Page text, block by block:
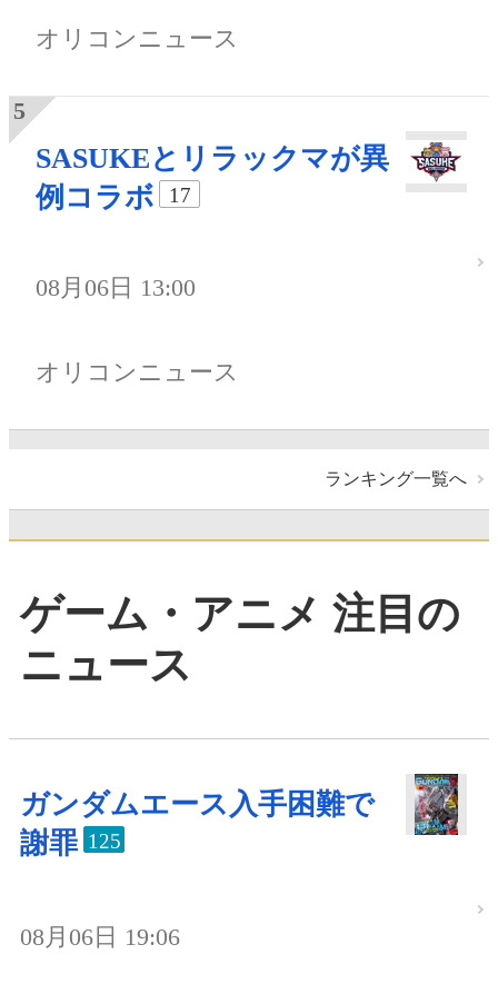
オリコンニュース
SASUKEとリラックマが異
例コラボ
17
08月06日 13:00
オリコンニュース
ランキング一覧へ
ゲーム・アニメ 注目の
ニュース
ガンダムエース入手困難で
謝罪 125
08月06日 19:06